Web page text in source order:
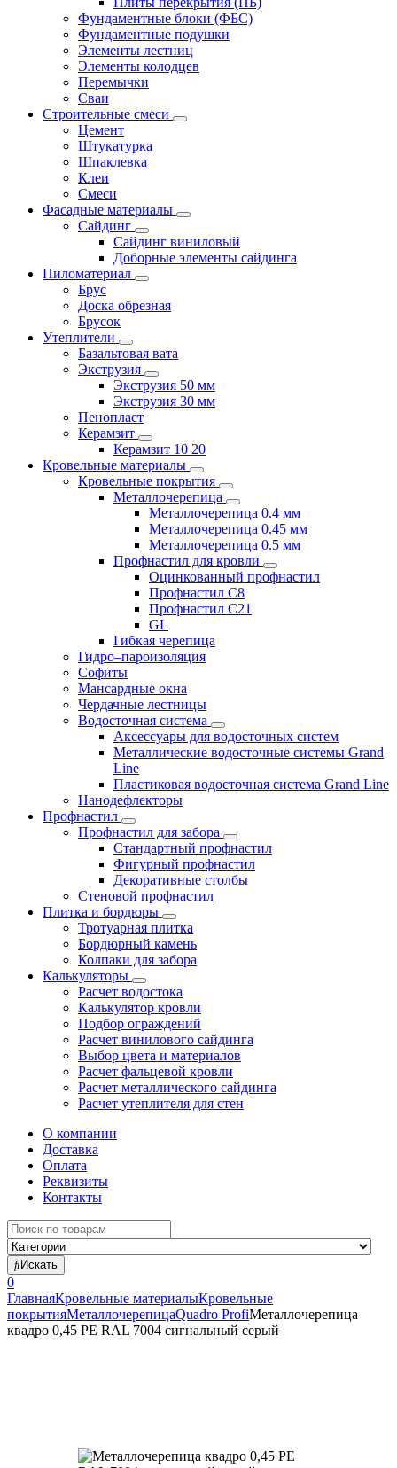
Фундаментные блоки (ФБС)
Фундаментные подушки
Элементы лестниц
Элементы колодцев
Перемычки
Сваи
Строительные смеси
Цемент
Штукатурка
Шпаклевка
Клеи
Смеси
Фасадные материалы
Сайдинг
Сайдинг виниловый
Доборные элементы сайдинга
Пиломатериал
Брус
Доска обрезная
Брусок
Утеплители
Базальтовая вата
Экструзия
Экструзия 50 мм
Экструзия 30 мм
Пенопласт
Керамзит
Керамзит 10 20
Кровельные материалы
Кровельные покрытия
Металлочерепица
Металлочерепица 0.4 мм
Металлочерепица 0.45 мм
Металлочерепица 0.5 мм
Профнастил для кровли
Оцинкованный профнастил
Профнастил С8
Профнастил С21
GL
Гибкая черепица
Гидро–пароизоляция
Софиты
Мансардные окна
Чердачные лестницы
Водосточная система
Аксессуары для водосточных систем
Металлические водосточные системы Grand
Line
Пластиковая водосточная система Grand Line
Нанодефлекторы
Профнастил
Профнастил для забора
Стандартный профнастил
Фигурный профнастил
Декоративные столбы
Стеновой профнастил
Плитка и бордюры
Тротуарная плитка
Бордюрный камень
Колпаки для забора
Калькуляторы
Расчет водостока
Калькулятор кровли
Подбор ограждений
Расчет винилового сайдинга
Выбор цвета и материалов
Расчет фальцевой кровли
Расчет металлического сайдинга
Расчет утеплителя для стен
О компании
Доставка
Оплата
Реквизиты
Контакты
Search
for:
Искать
0
ГлавнаяКровельные материалыКровельные
покрытияМеталлочерепицаQuadro ProfiМеталлочерепица
квадро 0,45 PE RAL 7004 сигнальный серый